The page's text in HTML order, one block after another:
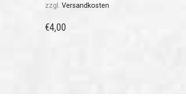
zzgl. Versandkosten
€4,00